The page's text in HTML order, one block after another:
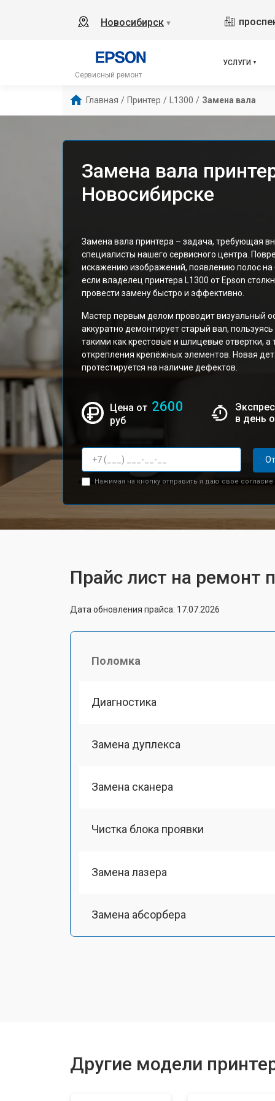
Новосибирск ▼
Сервисный ремонт
УСЛУГИ
Главная / Принтер / L1300 / Замена вала
Замена вала
Новосибирске
Замена вала принтера – задача, требующая
специалисты нашего сервисного центра.
искажению изображений, появлению полос на
если владелец принтера L1300 от Epson
провести замену быстро и эффективно.
Мастер первым делом проводит визуальный
аккуратно демонтирует старый вал,
такими как крестовые и шлицевые отвертки,
открепления крепёжных элементов. Новая
протестируется на наличие дефектов.
Цена от 2600
руб
в день
Нажимая на кнопку отправить я даю свое согласие
Прайс лист на ремонт
Дата обновления прайса: 17.07.2026
Поломка
Диагностика
Замена дуплекса
Замена сканера
Чистка блока проявки
Замена лазера
Замена абсорбера
Другие модели